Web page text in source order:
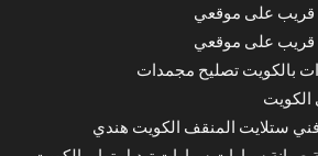
قريب على موقعي
قريب على موقعي
بالكويت تصليح مجمدات
الكويت
ستلايت المنقف الكويت هندي